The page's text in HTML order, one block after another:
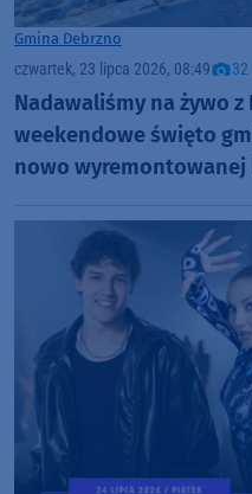
Gmina Debrzno
czwartek, 23 lipca 2026, 08:49 32
Nadawaliśmy na żywo
weekendowe święto
nowo wyremontowanej